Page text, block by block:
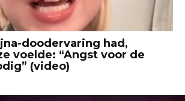
doodervaring had,
voelde: “Angst voor de
(video)